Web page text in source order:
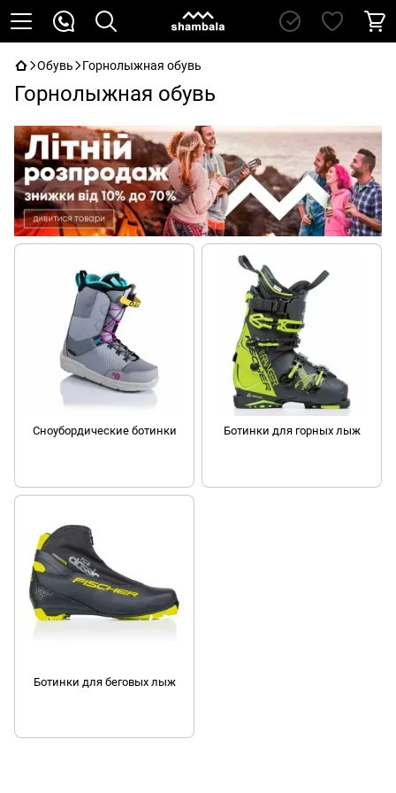
Обувь Горнолыжная обувь
Горнолыжная обувь
Сноубордические ботинки Ботинки для горных лыж
Ботинки для беговых лыж